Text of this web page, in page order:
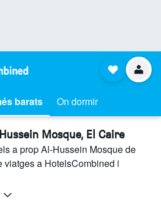
barats On dormir
Mosque, El Caire
a prop Al-Hussein Mosque de
viatges a HotelsCombined i